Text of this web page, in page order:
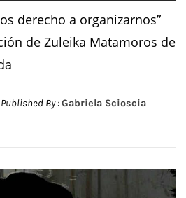
derecho a organizarnos”
de Zuleika Matamoros de
Published By :Gabriela Scioscia